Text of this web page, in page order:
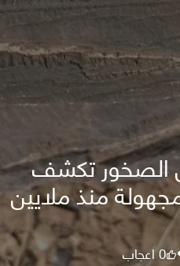
الصخور تكشف
منذ ملايين
0اعجاب